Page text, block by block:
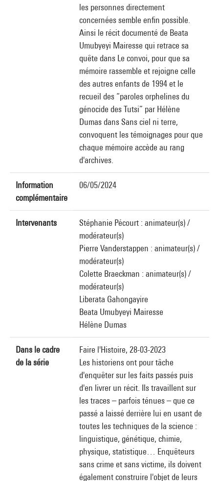
les personnes directement
concernées semble enfin possible.
Ainsi le récit documenté de Beata
Umubyeyi Mairesse qui retrace sa
quête dans Le convoi, pour que sa
mémoire rassemble et rejoigne celle
des autres enfants de 1994 et le
recueil des “paroles orphelines du
génocide des Tutsi” par Hélène
Dumas dans Sans ciel ni terre,
convoquent les témoignages pour que
chaque mémoire accède au rang
d'archives.
Information
complémentaire
06/05/2024
Intervenants
Stéphanie Pécourt : animateur(s) /
modérateur(s)
Pierre Vanderstappen : animateur(s) /
modérateur(s)
Colette Braeckman : animateur(s) /
modérateur(s)
Liberata Gahongayire
Beata Umubyeyi Mairesse
Hélène Dumas
Dans le cadre
de la série
Faire l'Histoire, 28-03-2023
Les historiens ont pour tâche
d'enquêter sur les faits passés puis
d'en livrer un récit. Ils travaillent sur
les traces – parfois ténues – que ce
passé a laissé derrière lui en usant de
toutes les techniques de la science :
linguistique, génétique, chimie,
physique, statistique… Enquêteurs
sans crime et sans victime, ils doivent
également construire l'objet de leurs